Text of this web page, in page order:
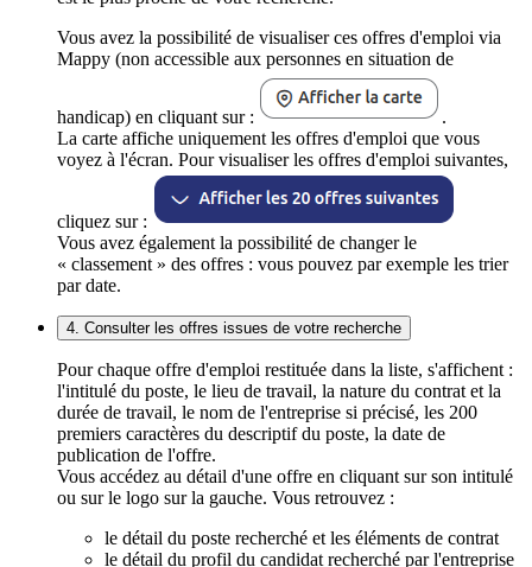
Vous avez la possibilité de visualiser ces offres d'emploi via
Mappy (non accessible aux personnes en situation de
handicap) en cliquant sur :
.
La carte affiche uniquement les offres d'emploi que vous
voyez à l'écran. Pour visualiser les offres d'emploi suivantes,
cliquez sur :
Vous avez également la possibilité de changer le
« classement » des offres : vous pouvez par exemple les trier
par date.
4. Consulter les offres issues de votre recherche
Pour chaque offre d'emploi restituée dans la liste, s'affichent :
l'intitulé du poste, le lieu de travail, la nature du contrat et la
durée de travail, le nom de l'entreprise si précisé, les 200
premiers caractères du descriptif du poste, la date de
publication de l'offre.
Vous accédez au détail d'une offre en cliquant sur son intitulé
ou sur le logo sur la gauche. Vous retrouvez :
le détail du poste recherché et les éléments de contrat
le détail du profil du candidat recherché par l'entreprise